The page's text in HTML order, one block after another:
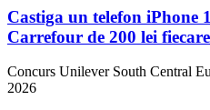
Castiga un telefon iPhone
Carrefour de 200 lei fiecare
Concurs Unilever South Central
2026